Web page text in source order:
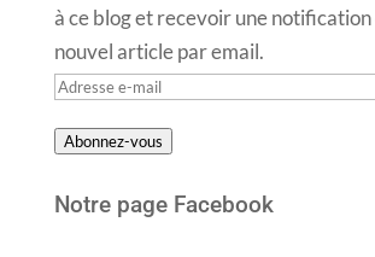
à ce blog et recevoir une
nouvel article par email.
Adresse
mail
Abonnez-vous
Notre page Facebook